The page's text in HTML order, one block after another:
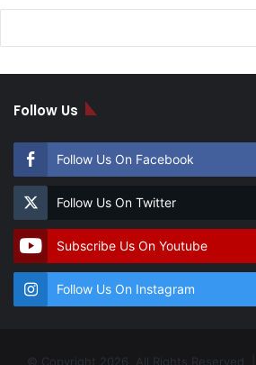
Follow Us
Follow Us On Facebook
Follow Us On Twitter
Subscribe Us On Youtube
Follow Us On Instagram
© Copyright 2026, All Rights Reserved |